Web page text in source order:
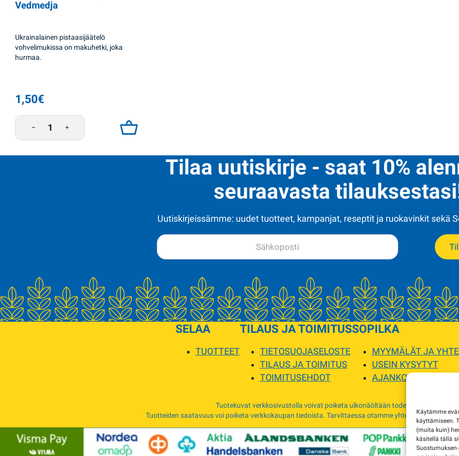
Käytämme
käyttämiseen.
(muita kuin)
käsitellä tällä
Vedmedja
Ukrainalainen pistaasijäätelö
vohvelimukissa on makuhetki, joka
hurmaa.
1,50€
Jäätelö Pistaasi 75g Tri Vedmedja määrä
Tilaa uutiskirje - saat 10%
seuraavasta
Uutiskirjeissämme: uudet tuotteet, kampanjat, reseptit ja ruokavinkit sekä
SELAA
TUOTTEET
TILAUS JA TOIMITUS
TIETOSUOJASELOSTE
TILAUS JA TOIMITUS
TOIMITUSEHDOT
SOPILKA
MYYMÄLÄT JA
USEIN KYSYTYT
AJANKOHTAISTA
Tuotekuvat verkkosivustolla voivat poiketa ulkonäöltään todellisista tuotteista.
Tuotteiden saatavuus voi poiketa verkkokaupan tiedoista. Tarvittaessa otamme yhteyttä ja